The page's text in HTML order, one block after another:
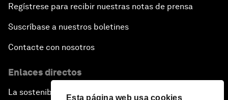
Esta página web usa cookies
Regístrese para recibir nuestras notas de prensa
Suscríbase a nuestros boletines
Contacte con nosotros
Enlaces directos
La sostenibilidad en el Foro